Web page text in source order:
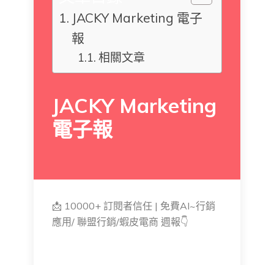
JACKY Marketing 電子
報
相關文章
JACKY Marketing
電子報
📩 10000+ 訂閱者信任 | 免費AI~行銷
應用/ 聯盟行銷/蝦皮電商 週報👇